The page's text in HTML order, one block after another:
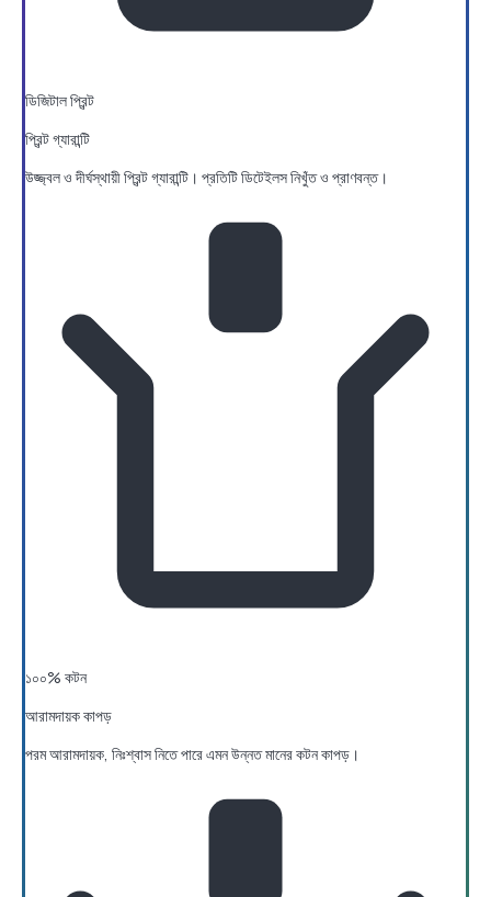
ডিজিটাল প্রিন্ট
প্রিন্ট গ্যারান্টি
উজ্জ্বল ও দীর্ঘস্থায়ী প্রিন্ট গ্যারান্টি। প্রতিটি ডিটেইলস নিখুঁত ও প্রাণবন্ত।
১০০% কটন
আরামদায়ক কাপড়
পরম আরামদায়ক, নিঃশ্বাস নিতে পারে এমন উন্নত মানের কটন কাপড়।